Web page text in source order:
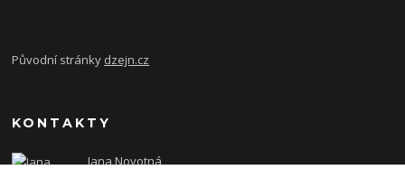
Původní stránky dzejn.cz
KONTAKTY
Jana Novotná